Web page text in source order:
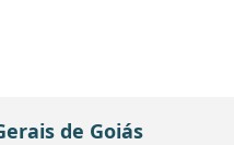
de Goiás